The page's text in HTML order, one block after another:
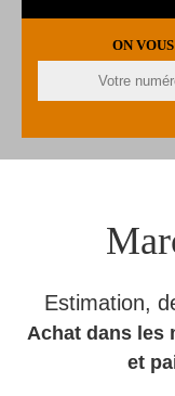
ON
Estimation,
Achat dans les
et